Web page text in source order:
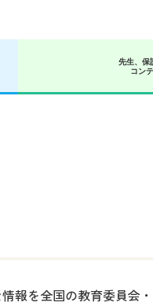
先生、保
コン
を全国の教育委員会